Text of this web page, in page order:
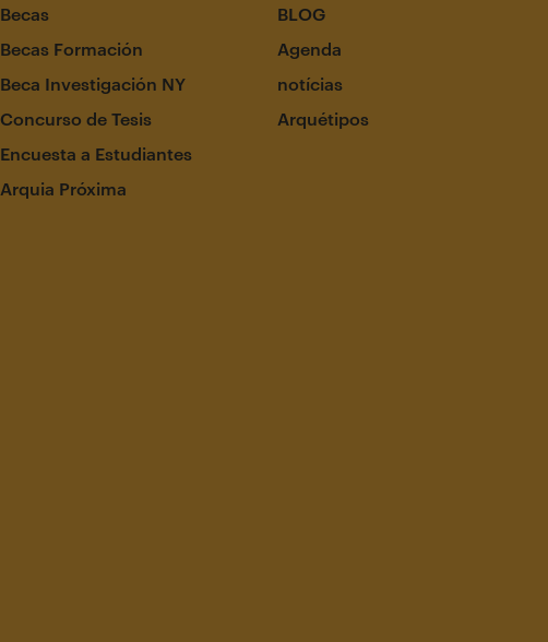
Becas
Becas Formación
Beca Investigación NY
Concurso de Tesis
Encuesta a Estudiantes
Arquia Próxima
BLOG
Agenda
notícias
Arquétipos